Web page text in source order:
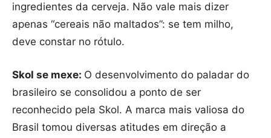
ingredientes da cerveja. Não vale mais dizer
apenas “cereais não maltados”: se tem milho,
deve constar no rótulo.
Skol se mexe: O desenvolvimento do paladar do
brasileiro se consolidou a ponto de ser
reconhecido pela Skol. A marca mais valiosa do
Brasil tomou diversas atitudes em direção a